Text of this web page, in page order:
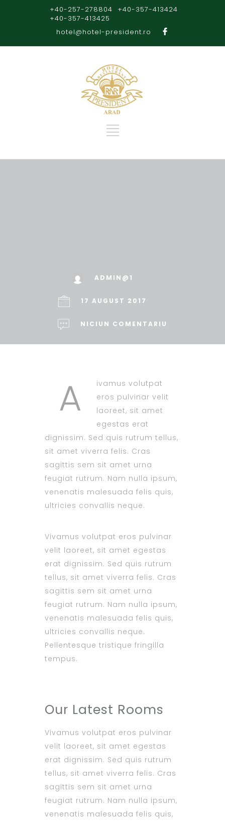
+40-257-278804
+40-357-413424
+40-357-413425
hotel@hotel-president.ro
ADMIN@1
17 AUGUST 2017
NICIUN COMENTARIU
A
ivamus volutpat
eros pulvinar velit
laoreet, sit amet
egestas erat
dignissim. Sed quis rutrum tellus,
sit amet viverra felis. Cras
sagittis sem sit amet urna
feugiat rutrum. Nam nulla ipsum,
venenatis malesuada felis quis,
ultricies convallis neque.
Vivamus volutpat eros pulvinar
velit laoreet, sit amet egestas
erat dignissim. Sed quis rutrum
tellus, sit amet viverra felis. Cras
sagittis sem sit amet urna
feugiat rutrum. Nam nulla ipsum,
venenatis malesuada felis quis,
ultricies convallis neque.
Pellentesque tristique fringilla
tempus.
Our Latest Rooms
Vivamus volutpat eros pulvinar
velit laoreet, sit amet egestas
erat dignissim. Sed quis rutrum
tellus, sit amet viverra felis. Cras
sagittis sem sit amet urna
feugiat rutrum. Nam nulla ipsum,
venenatis malesuada felis quis,